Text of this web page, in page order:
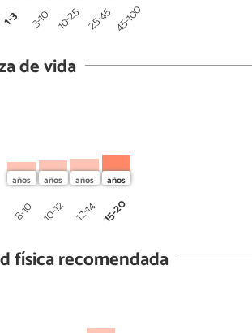
1-3 3-10 10-25 25-45 45-100
de vida
8-10 10-12 12-14 15-20
física recomendada